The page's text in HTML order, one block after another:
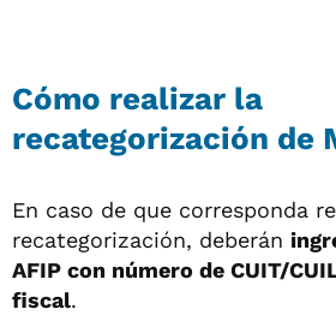
Cómo realizar la
recategorización de
En caso de que corresponda
recategorización, deberán
AFIP con número de CUIT/
fiscal.